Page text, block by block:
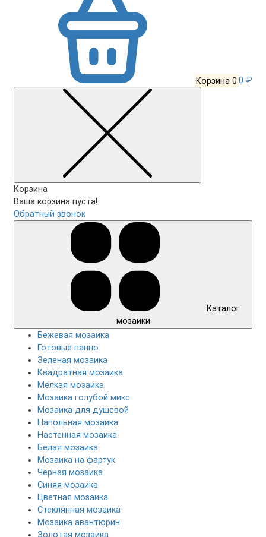
Корзина 0 0 ₽
Корзина
Ваша корзина пуста!
Обратный звонок
мозаики
Бежевая мозаика
Готовые панно
Зеленая мозаика
Квадратная мозаика
Мелкая мозаика
Мозаика голубой микс
Мозаика для душевой
Напольная мозаика
Настенная мозаика
Белая мозаика
Мозаика на фартук
Черная мозаика
Синяя мозаика
Цветная мозаика
Cтеклянная мозаика
Мозаика авантюрин